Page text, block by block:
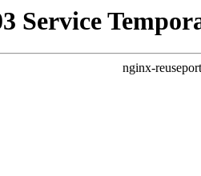
Service
nginx-